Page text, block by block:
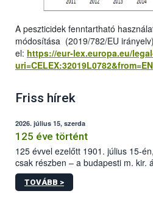
A peszticidek fenntartható
módosítása (2019/782/EU
el: https://eur-lex.europa.eu/
uri=CELEX:32019L0782&from=EN
Friss hírek
2026. július 15, szerda
125 éve történt
125 évvel ezelőtt 1901. július 15-
csak részben – a budapesti m. kir.
állomás a Kis Rókus utca 15. szám
tervezett új épületébe.
TOVÁBB >